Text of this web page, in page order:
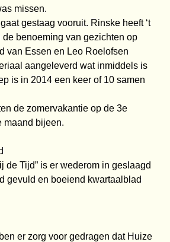
missen.
gestaag vooruit. Rinske heeft ‘t
benoeming van gezichten op
van Essen en Leo Roelofsen
aangeleverd wat inmiddels is
is in 2014 een keer of 10 samen
de zomervakantie op de 3e
maand bijeen.
de Tijd” is er wederom in geslaagd
gevuld en boeiend kwartaalblad
er zorg voor gedragen dat Huize